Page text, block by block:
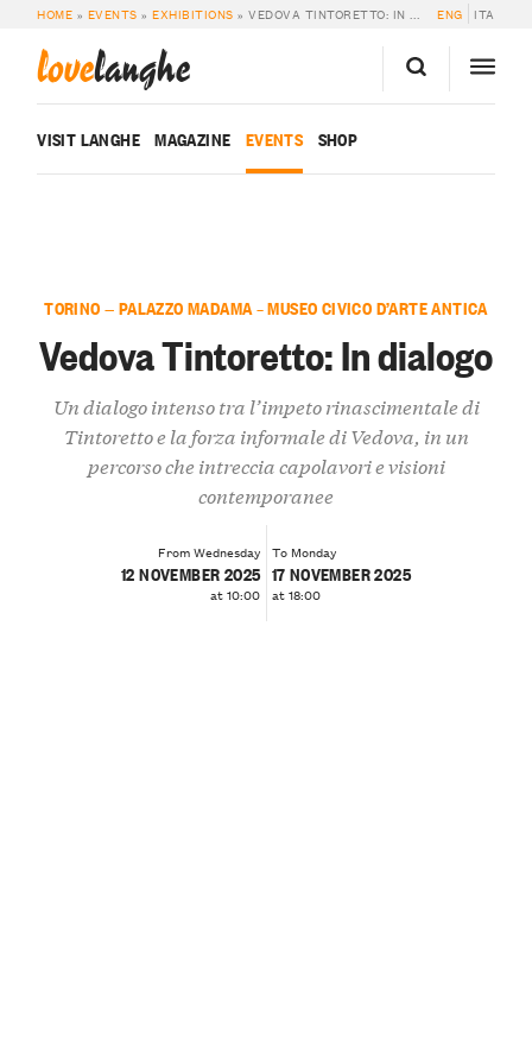
HOME » EVENTS »EXHIBITIONS »VEDOVA TINTORETTO: IN DIALOGO ENG ITA
lovelanghe
VISIT LANGHE MAGAZINE EVENTS SHOP
TORINO — PALAZZO MADAMA – MUSEO CIVICO D’ARTE ANTICA
Vedova Tintoretto: In dialogo
Un dialogo intenso tra l’impeto rinascimentale di
Tintoretto e la forza informale di Vedova, in un
percorso che intreccia capolavori e visioni
contemporanee
From Wednesday
12 NOVEMBER 2025
at 10:00
To Monday
17 NOVEMBER 2025
at 18:00